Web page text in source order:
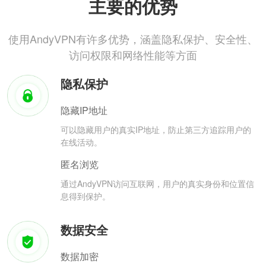
主要的优势
使用AndyVPN有许多优势，涵盖隐私保护、安全性、
访问权限和网络性能等方面
隐私保护
隐藏IP地址
可以隐藏用户的真实IP地址，防止第三方追踪用户的
在线活动。
匿名浏览
通过AndyVPN访问互联网，用户的真实身份和位置信
息得到保护。
数据安全
数据加密